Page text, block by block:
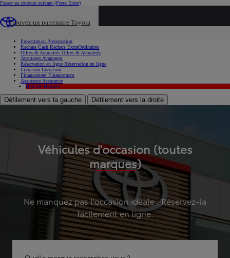
Passer au contenu suivant (Press Enter)
Trouvez un partenaire Toyota
Présentation Présentation
Rachats Cash Rachats ExtraOrdinaires
Offres & Actualités Offres & Actualités
Avantages Avantages
Réservation en ligne Réservation en ligne
Livraison Livraison
Financement Financement
Assurance Assurance
Hybride Hybride
Défilement vers la gauche Défilement vers la droite
Véhicules d'occasion (toutes
marques)
Ne manquez pas l'occasion idéale : Réservez-la
facilement en ligne.